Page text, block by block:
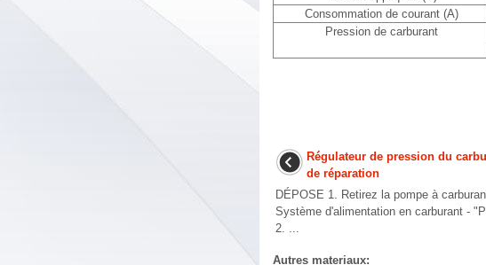
Consommation de courant (A)
Pression de carburant
Régulateur de pression du
de réparation
DÉPOSE 1. Retirez la pompe à
Système d'alimentation en carburant -
2. ...
Autres materiaux: